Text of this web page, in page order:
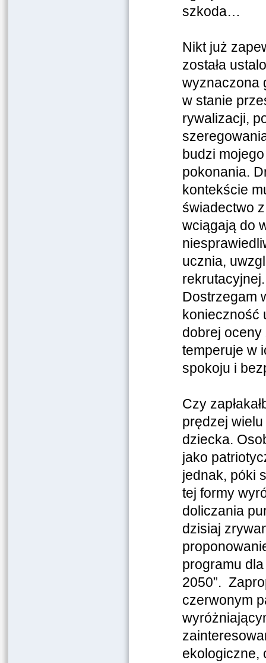
szkoda…
Nikt już
została
wyznaczona
w stanie
rywalizacji,
budzi
pokonania.
kontekście
świadectwo
wciągają do
ucznia,
Dostrzegam
konieczność
dobrej
temperuje w
spokoju i
Czy
prędzej
dziecka.
jako
jednak, póki
tej formy
doliczania
dzisiaj
programu
2050”.
czerwonym
ekologiczne,